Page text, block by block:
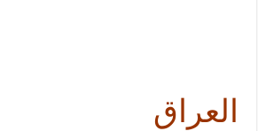
العراق